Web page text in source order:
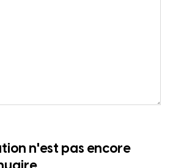
n'est pas encore